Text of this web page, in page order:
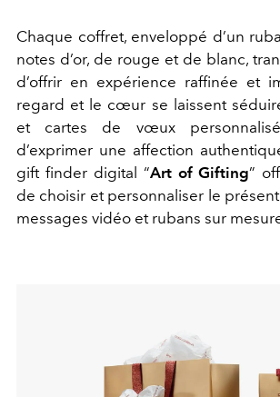
Chaque coffret, enveloppé d’un
notes d’or, de rouge et de blanc,
d’offrir en expérience raffinée et
regard et le cœur se laissent
et cartes de vœux
d’exprimer une affection
gift finder digital “Art of Gifting”
de choisir et personnaliser le présent
messages vidéo et rubans sur